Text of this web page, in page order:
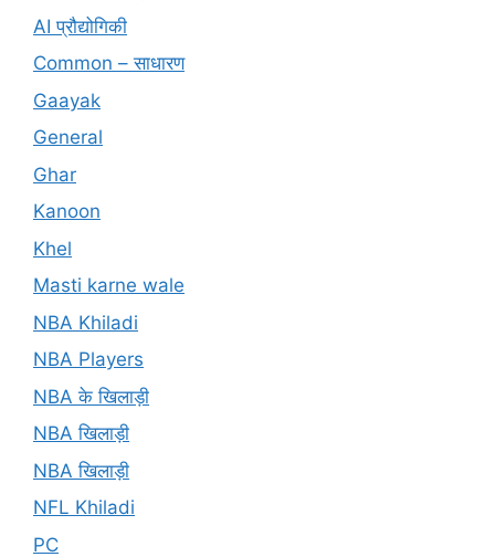
AI प्रौद्योगिकी
Common – साधारण
Gaayak
General
Ghar
Kanoon
Khel
Masti karne wale
NBA Khiladi
NBA Players
NBA के खिलाड़ी
NBA खिलाड़ी
NBA खिलाड़ी
NFL Khiladi
PC